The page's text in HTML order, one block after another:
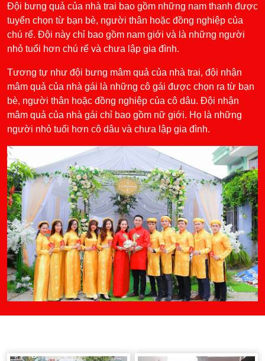
Đội bưng quả của nhà trai bao gồm những nam thanh được
tuyển chọn từ bạn bè, người thân hoặc đồng nghiệp của
chú rể. Đội này chỉ bao gồm nam giới và là những người
nhỏ tuổi hơn chú rể và chưa lập gia đình.
Tương tự như đội bưng mâm quả của nhà trai, đội nhận
mâm quả của nhà gái là những cô gái được chọn ra từ bạn
bè, người thân hoặc đồng nghiệp của cô dâu. Đội nhận
mâm quả của nhà gái chỉ bao gồm nữ giới. Họ là những
người nhỏ tuổi hơn cô dâu và chưa lập gia đình.